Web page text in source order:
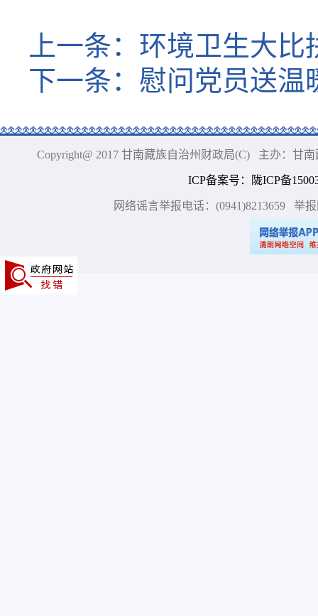
上一条： 环境卫生大比
下一条： 慰问党员送温
Copyright@ 2017 甘南藏族自治州财政局(C) 主办：甘
ICP备案号 ： 陇ICP备
网络谣言举报电话：(0941)8213659 举报